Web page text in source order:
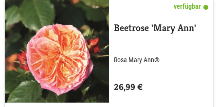
verfügbar
Beetrose 'Mary Ann'
Rosa Mary Ann®
26,99 €